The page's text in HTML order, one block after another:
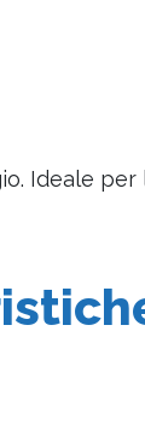
Ideale per